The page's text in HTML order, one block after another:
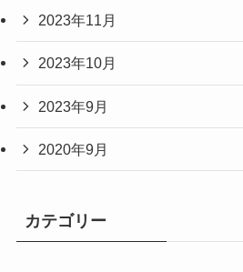
2023年11月
2023年10月
2023年9月
2020年9月
カテゴリー